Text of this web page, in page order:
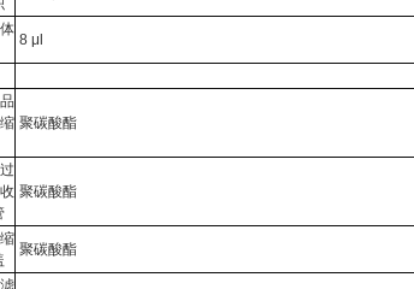
8 μl
聚碳酸酯
聚碳酸酯
聚碳酸酯